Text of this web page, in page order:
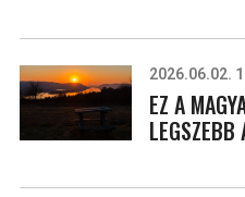
2026.06.02.
EZ A
LEGSZEBB